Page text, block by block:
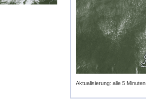
Aktualisierung: alle 5 Minuten.